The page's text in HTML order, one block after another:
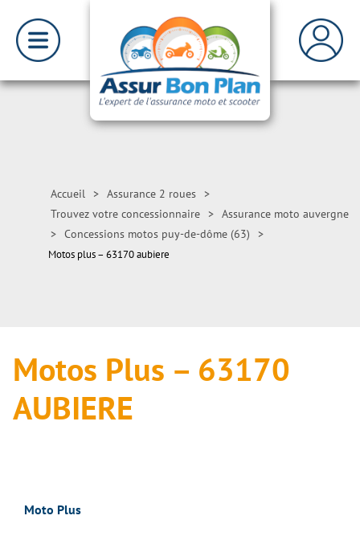
Accueil > Assurance 2 roues >
Trouvez votre concessionnaire > Assurance moto auvergne
> Concessions motos puy-de-dôme (63) >
Motos plus – 63170 aubiere
Motos Plus – 63170
AUBIERE
Moto Plus